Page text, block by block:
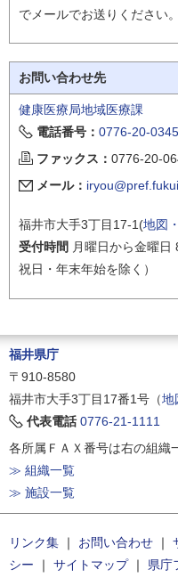
でメールでお送りください。
お問い合わせ先
健康医療局地域医療課
電話番号： 0776-20-0345
ファックス： 0776-20-
メール：
福井市大手3丁目17-1(地図
受付時間 月曜日から金曜日
祝日・年末年始を除く）
福井県庁
〒910-8580
福井市大手3丁目17番1号（地
代表電話 0776-21-1111
各所属ＦＡＸ番号は右の組織
≫ 組織一覧
≫ 施設一覧
リンク集 ｜ お問い合わせ ｜
シー ｜ サイトマップ｜ 県庁